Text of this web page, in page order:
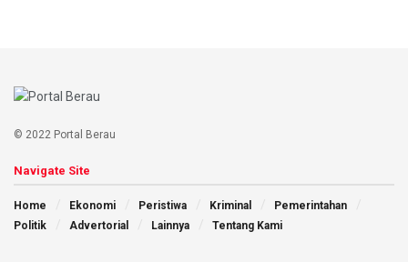
© 2022 Portal Berau
Navigate Site
Home Ekonomi Peristiwa Kriminal
Pemerintahan
Politik
Advertorial Lainnya Tentang Kami